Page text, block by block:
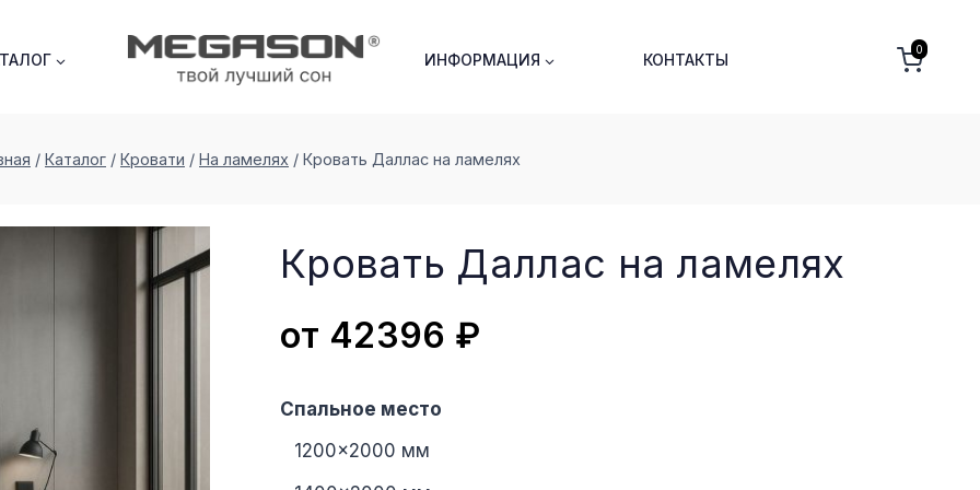
ИНФОРМАЦИЯ КОНТАКТЫ
0
/ Каталог / Кровати / На ламелях / Кровать Даллас на ламеляx
Кровать Даллас на ламеляx
от 42396 ₽
Спальное место
1200×2000 мм